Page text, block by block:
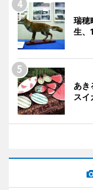
瑞穂
生、
あき
スイ